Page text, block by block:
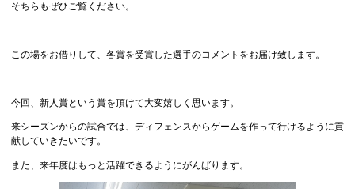
そちらもぜひご覧ください。
この場をお借りして、各賞を受賞した選手のコメントをお届け致します。
今回、新人賞という賞を頂けて大変嬉しく思います。
来シーズンからの試合では、ディフェンスからゲームを作って行けるように貢
献していきたいです。
また、来年度はもっと活躍できるようにがんばります。